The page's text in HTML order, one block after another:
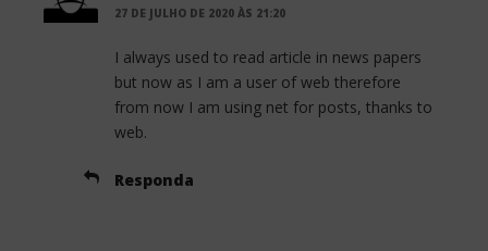
27 DE JULHO DE 2020 ÀS 21:20
I always used to read article in news papers
but now as I am a user of web therefore
from now I am using net for posts, thanks to
web.
Responda